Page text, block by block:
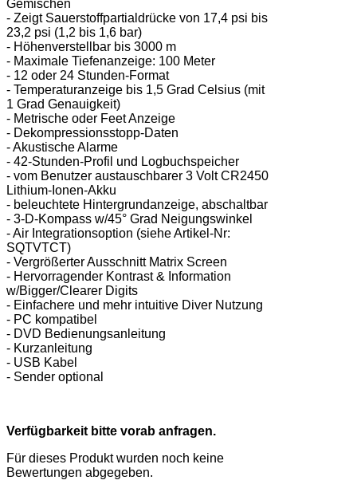
Gemischen
- Zeigt Sauerstoffpartialdrücke von 17,4 psi bis
23,2 psi (1,2 bis 1,6 bar)
- Höhenverstellbar bis 3000 m
- Maximale Tiefenanzeige: 100 Meter
- 12 oder 24 Stunden-Format
- Temperaturanzeige bis 1,5 Grad Celsius (mit
1 Grad Genauigkeit)
- Metrische oder Feet Anzeige
- Dekompressionsstopp-Daten
- Akustische Alarme
- 42-Stunden-Profil und Logbuchspeicher
- vom Benutzer austauschbarer 3 Volt CR2450
Lithium-Ionen-Akku
- beleuchtete Hintergrundanzeige, abschaltbar
- 3-D-Kompass w/45° Grad Neigungswinkel
- Air Integrationsoption (siehe Artikel-Nr:
SQTVTCT)
- Vergrößerter Ausschnitt Matrix Screen
- Hervorragender Kontrast & Information
w/Bigger/Clearer Digits
- Einfachere und mehr intuitive Diver Nutzung
- PC kompatibel
- DVD Bedienungsanleitung
- Kurzanleitung
- USB Kabel
- Sender optional
Verfügbarkeit bitte vorab anfragen.
Für dieses Produkt wurden noch keine
Bewertungen abgegeben.